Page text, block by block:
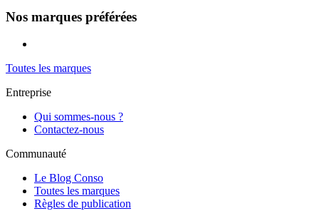
Nos marques préférées
Toutes les marques
Entreprise
Qui sommes-nous ?
Contactez-nous
Communauté
Le Blog Conso
Toutes les marques
Règles de publication